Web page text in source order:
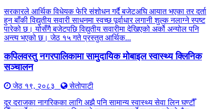
सरकारले आर्थिक विधेयक फेरि संशोधन गर्दै बजेटअघि आयात भएका तर दर्ता
हुन बाँकी विद्युतीय सवारी साधनमा स्वच्छ पूर्वाधार लगानी शुल्क नलाग्ने स्पष्ट
पारेको छ। योसँगै बजेटपछि विद्युतीय सवारीमा देखिएको अर्को अन्योल पनि
अन्त्य भएको छ। जेठ १५ गते प्रस्तुत आर्थिक...
कपिलवस्तु नगरपालिकामा सामुदायिक मोबाइल स्वास्थ्य क्लिनिक
सञ्चालन
जेठ १९, २०८३
सेतोपाटी
दूर दराजका नागरिकका लागि अझै पनि सामान्य स्वास्थ्य सेवा लिन घण्टौँ